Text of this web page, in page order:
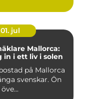
01. jul
Mallorca:
in i ett liv i solen
på Mallorca
svenskar. Ön